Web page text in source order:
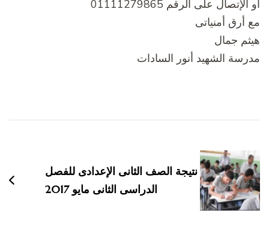
الإتصال على الرقم 01111279865
أرق أمنياتى
جمال
الشهيد أنور السادات
نتيجة الصف الثانى الإعدادى للفصل
الدراسى الثانى مايو 2017